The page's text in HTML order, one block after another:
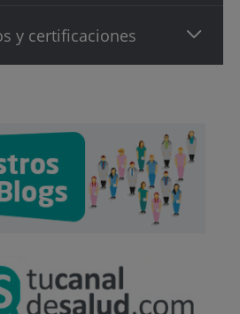
y certificaciones